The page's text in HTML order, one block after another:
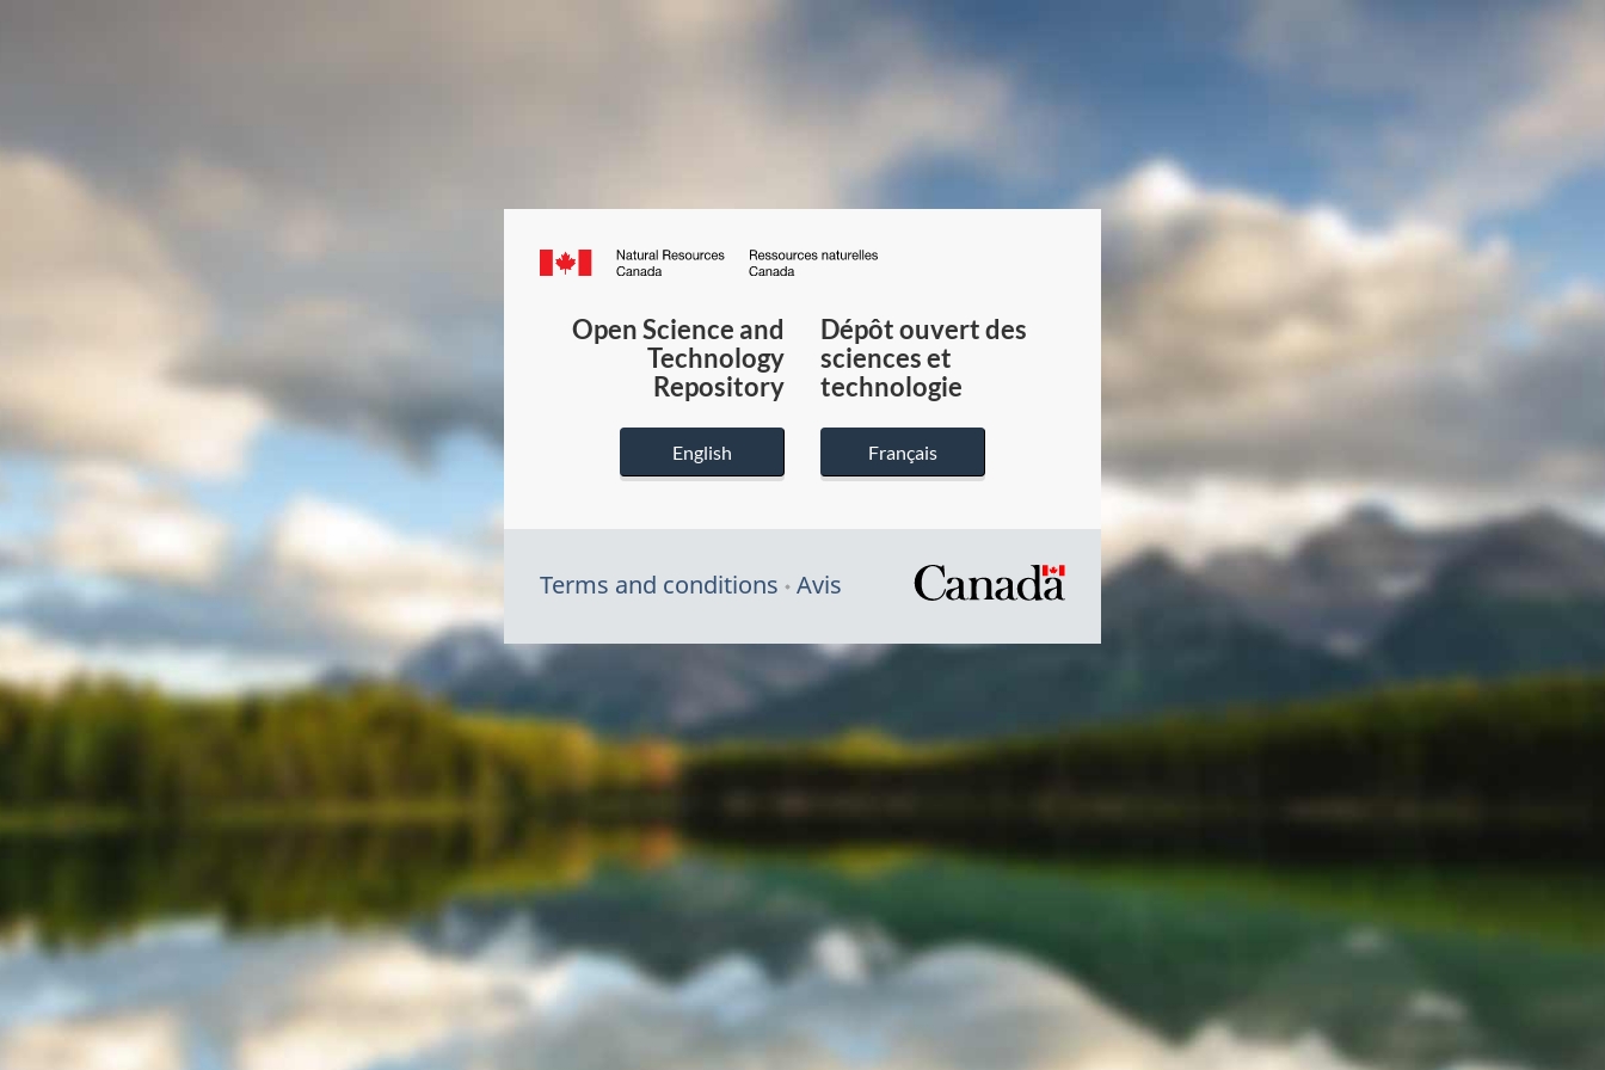
Canada.ca
du
Canada
Open Science and
Technology
Repository
English
Dépôt ouvert des
sciences et
technologie
Français
Terms and conditions Avis
/
gouvernement
du